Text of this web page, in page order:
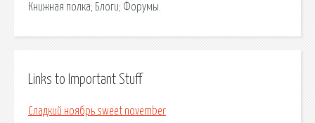
Книжная полка; Блоги; Форумы.
Links to Important Stuff
Сладкий ноябрь sweet november